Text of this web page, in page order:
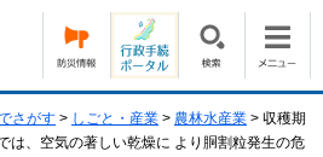
さがす > しごと・産業 > 農林水産業 > 収穫期
は、空気の著しい乾燥に より胴割粒発生の危